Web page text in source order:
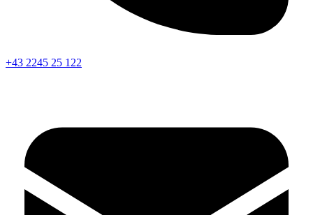
+43 2245 25 122